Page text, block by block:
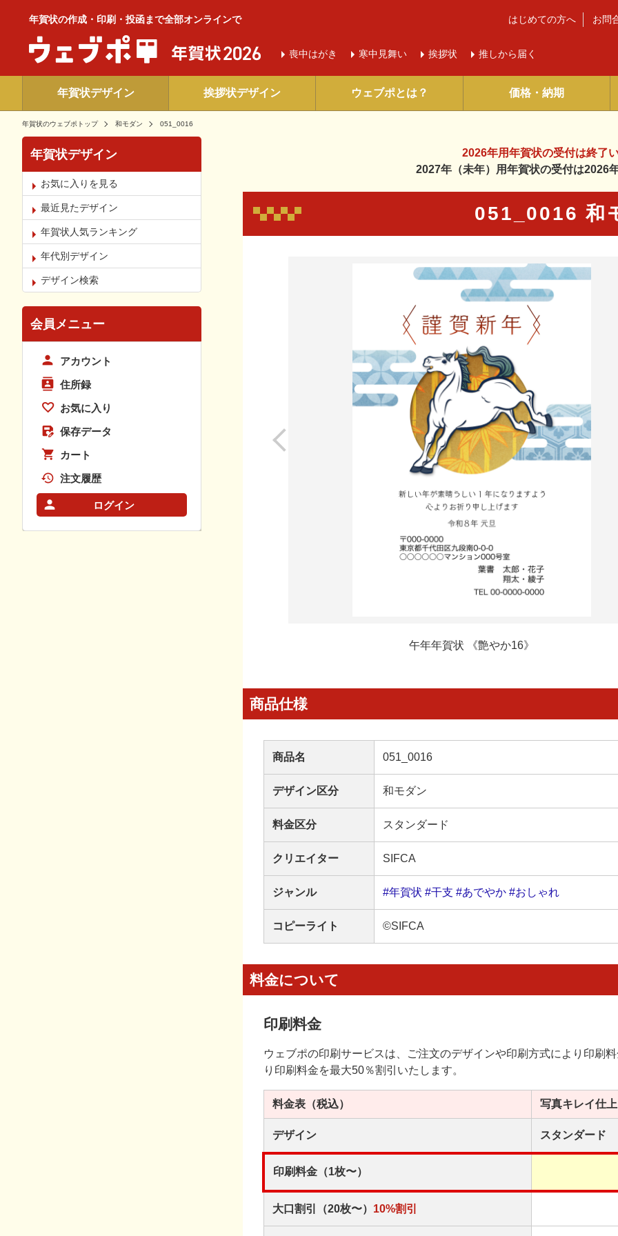
年賀状の作成・印刷・投函まで全部オンラインで
喪中はがき 寒中 見舞い 挨拶状 推しから届く
はじめての方へ お問
年賀状デザイン 挨拶状デザイン ウェブポとは？ 価格・納期
年賀状のウェブポトップ 和モダン 051_0016
2026年用年賀状の受付は終了
2027年（未年）用年賀状の受付は2026
051_0016 和
午年年賀状 《艶やか16》
商品仕様
商品名 051_0016
デザイン区分 和モダン
料金区分 スタンダード
クリエイター SIFCA
ジャンル #年賀状 #干支 #あでやか #おしゃれ
コピーライト ©SIFCA
料金について
印刷料金
ウェブポの印刷サービスは、ご注文のデザインや印刷方式により印刷
り印刷料金を最大50％割引いたします。
料金表 （税込） 写真キレイ仕
デザイン スタンダード
印刷料金（1枚〜）
大口割引（20枚〜） 10%割引
年賀状デザイン
お気に入りを見る
最近見たデザイン
年賀状人気ランキング
年代別デザイン
デザイン検索
会員メニュー
アカウント
住所録
お気に入り
保存データ
カート
注文履歴
ログイン